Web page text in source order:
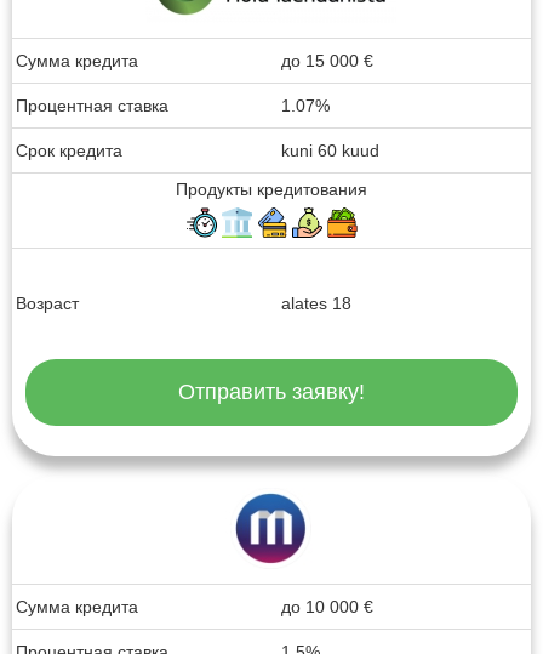
Сумма кредита до 15 000 €
Процентная ставка 1.07%
Срок кредита
kuni 60 kuud
Продукты кредитования
Возраст alates 18
Отправить заявку!
Сумма кредита до 10 000 €